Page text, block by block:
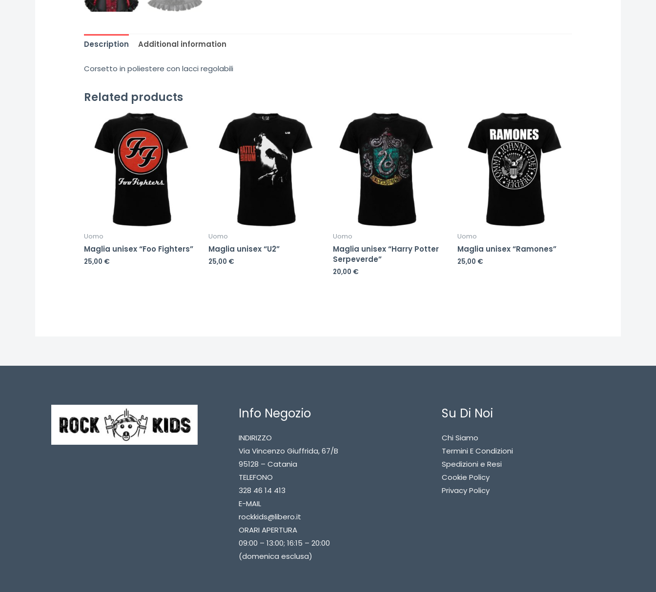
Description Additional information
Corsetto in poliestere con lacci regolabili
Related products
Uomo
Maglia unisex “Foo Fighters”
25,00 €
Uomo
Maglia unisex “U2”
25,00 €
Uomo
Maglia unisex “Harry Potter
Serpeverde”
20,00 €
Uomo
Maglia unisex “Ramones”
25,00 €
Info Negozio
INDIRIZZO
Via Vincenzo Giuffrida, 67/B
95128 – Catania
TELEFONO
328 46 14 413
E-MAIL
rockkids@libero.it
ORARI APERTURA
09:00 – 13:00; 16:15 – 20:00
(domenica esclusa)
Su Di Noi
Chi Siamo
Termini E Condizioni
Spedizioni e Resi
Cookie Policy
Privacy Policy